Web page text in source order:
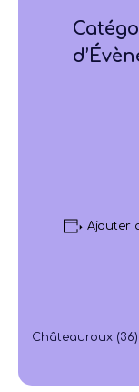
Ajouter
Châteauroux (36)